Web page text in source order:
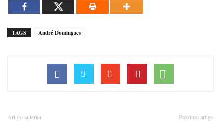
TAGS André Domingues
Artigo anterior Próximo artigo